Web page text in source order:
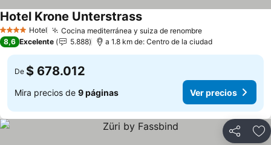
4 EstrellasHotel Cocina mediterránea y suiza de renombreVer precios
Hotel Krone UnterstrassVer precios
8,6 Excelente 5.888 a 1.8 km de: Centro de la ciudad
De $ 678.012
Mira precios de 9 páginas Ver precios
Compartir